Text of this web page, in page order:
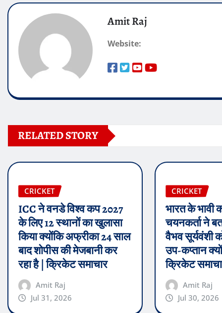
Amit Raj
Website:
RELATED STORY
CRICKET
ICC ने वनडे विश्व कप 2027
के लिए 12 स्थानों का खुलासा
किया क्योंकि अफ्रीका 24 साल
बाद शोपीस की मेजबानी कर
रहा है | क्रिकेट समाचार
Amit Raj
Jul 31, 2026
CRICKET
भारत के भावी
चयनकर्ता ने
वैभव सूर्यवंशी
उप-कप्तान
क्रिकेट
Amit Raj
Jul 30, 2026